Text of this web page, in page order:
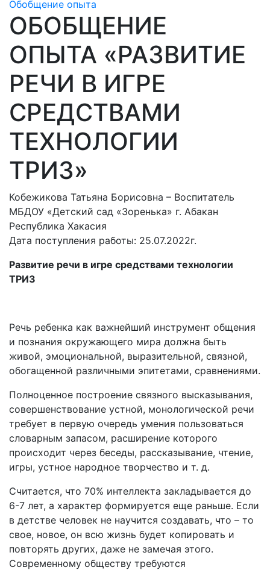
Обобщение опыта
ОБОБЩЕНИЕ
ОПЫТА «РАЗВИТИЕ
РЕЧИ В ИГРЕ
СРЕДСТВАМИ
ТЕХНОЛОГИИ
ТРИЗ»
Кобежикова Татьяна Борисовна – Воспитатель
МБДОУ «Детский сад «Зоренька» г. Абакан
Республика Хакасия
Дата поступления работы: 25.07.2022г.
Развитие речи в игре средствами технологии
ТРИЗ
Речь ребенка как важнейший инструмент общения
и познания окружающего мира должна быть
живой, эмоциональной, выразительной, связной,
обогащенной различными эпитетами, сравнениями.
Полноценное построение связного высказывания,
совершенствование устной, монологической речи
требует в первую очередь умения пользоваться
словарным запасом, расширение которого
происходит через беседы, рассказывание, чтение,
игры, устное народное творчество и т. д.
Считается, что 70% интеллекта закладывается до
6-7 лет, а характер формируется еще раньше. Если
в детстве человек не научится создавать, что – то
свое, новое, он всю жизнь будет копировать и
повторять других, даже не замечая этого.
Современному обществу требуются